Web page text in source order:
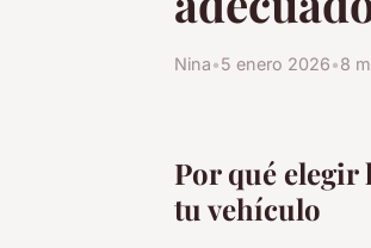
Nina•5 enero 2026•8
Por qué elegir
tu vehículo